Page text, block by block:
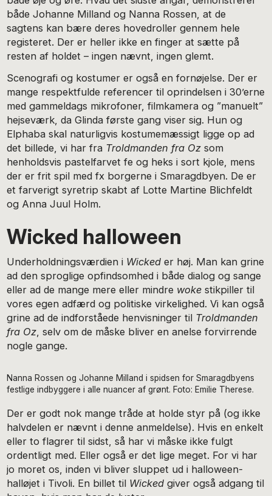
både Johanne Milland og Nanna Rossen, at de
sagtens kan bære deres hovedroller gennem hele
registeret. Der er heller ikke en finger at sætte på
resten af holdet – ingen nævnt, ingen glemt.
Scenografi og kostumer er også en fornøjelse. Der er
mange respektfulde referencer til oprindelsen i 30’erne
med gammeldags mikrofoner, filmkamera og ”manuelt”
hejseværk, da Glinda første gang viser sig. Hun og
Elphaba skal naturligvis kostumemæssigt ligge op ad
det billede, vi har fra Troldmanden fra Oz som
henholdsvis pastelfarvet fe og heks i sort kjole, mens
der er frit spil med fx borgerne i Smaragdbyen. De er
et farverigt syretrip skabt af Lotte Martine Blichfeldt
og Anna Juul Holm.
Wicked halloween
Underholdningsværdien i Wicked er høj. Man kan grine
ad den sproglige opfindsomhed i både dialog og sange
eller ad de mange mere eller mindre woke stikpiller til
vores egen adfærd og politiske virkelighed. Vi kan også
grine ad de indforståede henvisninger til Troldmanden
fra Oz, selv om de måske bliver en anelse forvirrende
nogle gange.
Nanna Rossen og Johanne Milland i spidsen for Smaragdbyens
festlige indbyggere i alle nuancer af grønt. Foto: Emilie Therese.
Der er godt nok mange tråde at holde styr på (og ikke
halvdelen er nævnt i denne anmeldelse). Hvis en enkelt
eller to flagrer til sidst, så har vi måske ikke fulgt
ordentligt med. Eller også er det lige meget. For vi har
jo moret os, inden vi bliver sluppet ud i halloween-
halløjet i Tivoli. En billet til Wicked giver også adgang til